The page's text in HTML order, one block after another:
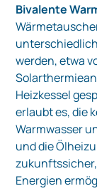
Bivalente
werden, etwa
Heizkessel
erlaubt es, die
Warmwasser
und die
Energien